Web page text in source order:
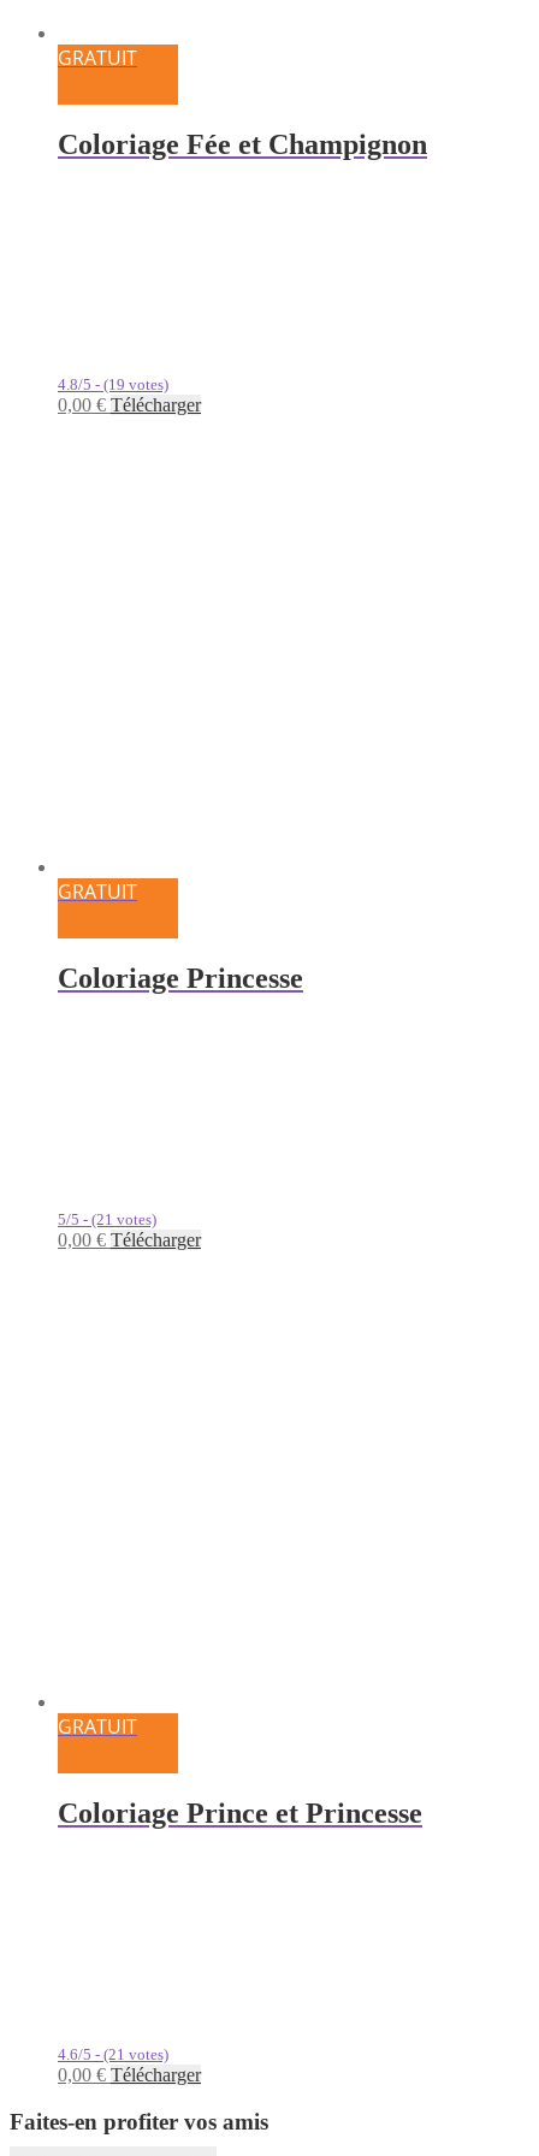
GRATUIT
Coloriage Fée et Champignon
4.8/5 - (19 votes)
0,00 € Télécharger
GRATUIT
Coloriage Princesse
5/5 - (21 votes)
0,00 € Télécharger
GRATUIT
Coloriage Prince et Princesse
4.6/5 - (21 votes)
0,00 € Télécharger
Faites-en profiter vos amis